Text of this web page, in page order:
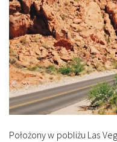
Położony w pobliżu Las